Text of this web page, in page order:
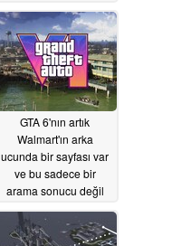
05/21/2026
GTA 6'nın artık
Walmart'ın arka
ucunda bir sayfası var
ve bu sadece bir
arama sonucu değil
05/18/2026